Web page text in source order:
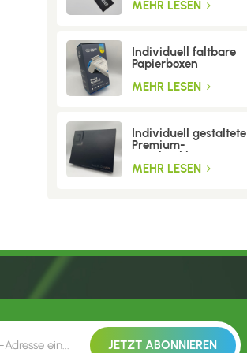
MEHR LESEN
Individuell faltbare
Papierboxen
MEHR LESEN
Individuell gestaltete
Premium-
Geschenkboxen aus
Wellpappe
MEHR LESEN